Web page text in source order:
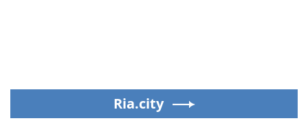
Ria.city